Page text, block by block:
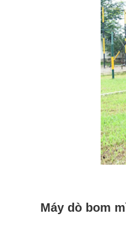
Máy dò bom